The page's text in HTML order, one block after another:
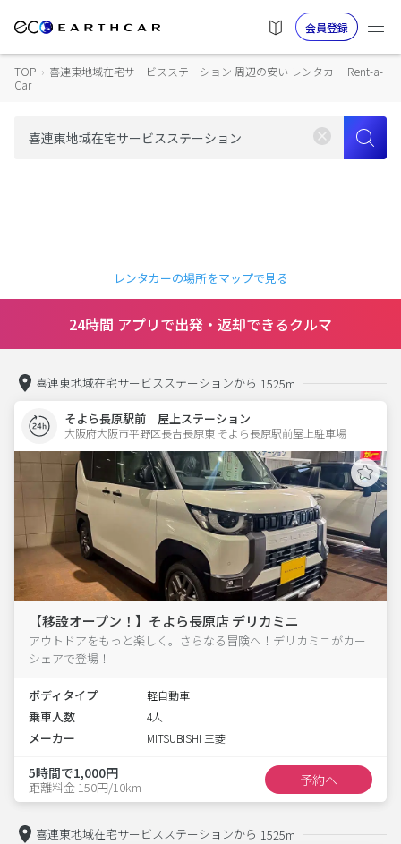
会員登録
TOP › 喜連東地域在宅サービスステーション 周辺の安い レンタカー Rent-a-
Car
レンタカーの場所をマップで見る
24時間 アプリで出発・返却できるクルマ
喜連東地域在宅サービスステーションから 1525m
そよら長原駅前 屋上ステーション
大阪府大阪市平野区長吉長原東 そよら長原駅前屋上駐車場
【移設オープン！】そよら長原店 デリカミニ
アウトドアをもっと楽しく。さらなる冒険へ！デリカミニがカー
シェアで登場！
ボディタイプ 軽自動車
乗車人数 4人
メーカー MITSUBISHI 三菱
5時間で1,000円
距離料金 150円/10km 予約へ
喜連東地域在宅サービスステーションから 1525m